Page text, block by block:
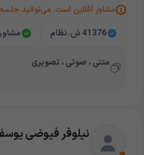
مشاور آفلاین است. می‌توانید
41376 ش.نظام
متنی ، صوتی ، تصویری
نیلوفر فیوضی